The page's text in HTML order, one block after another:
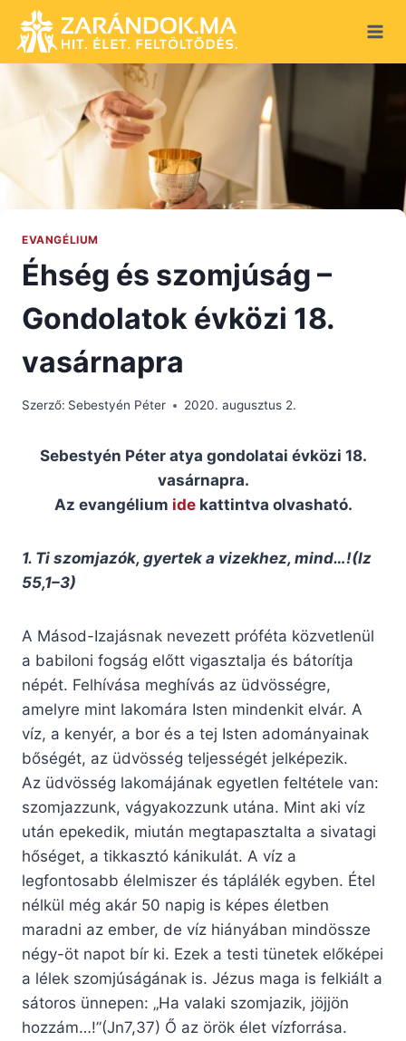
content
EVANGÉLIUM
Éhség és szomjúság –
Gondolatok évközi 18.
vasárnapra
Szerző: Sebestyén Péter 2020. augusztus 2.
Sebestyén Péter atya gondolatai évközi 18.
vasárnapra.
Az evangélium ide kattintva olvasható.
1. Ti szomjazók, gyertek a vizekhez, mind…!(Iz
55,1–3)
A Másod-Izajásnak nevezett próféta közvetlenül
a babiloni fogság előtt vigasztalja és bátorítja
népét. Felhívása meghívás az üdvösségre,
amelyre mint lakomára Isten mindenkit elvár. A
víz, a kenyér, a bor és a tej Isten adományainak
bőségét, az üdvösség teljességét jelképezik.
Az üdvösség lakomájának egyetlen feltétele van:
szomjazzunk, vágyakozzunk utána. Mint aki víz
után epekedik, miután megtapasztalta a sivatagi
hőséget, a tikkasztó kánikulát. A víz a
legfontosabb élelmiszer és táplálék egyben. Étel
nélkül még akár 50 napig is képes életben
maradni az ember, de víz hiányában mindössze
négy-öt napot bír ki. Ezek a testi tünetek előképei
a lélek szomjúságának is. Jézus maga is felkiált a
sátoros ünnepen: „Ha valaki szomjazik, jöjjön
hozzám…!”(Jn7,37) Ő az örök élet vízforrása.